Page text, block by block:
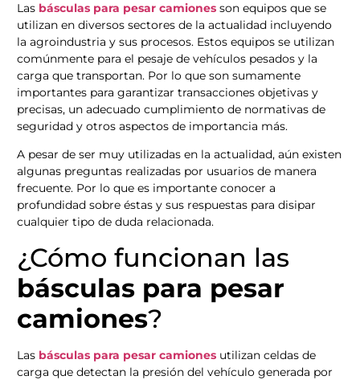
Las básculas para pesar camiones son equipos que se
utilizan en diversos sectores de la actualidad incluyendo
la agroindustria y sus procesos. Estos equipos se utilizan
comúnmente para el pesaje de vehículos pesados y la
carga que transportan. Por lo que son sumamente
importantes para garantizar transacciones objetivas y
precisas, un adecuado cumplimiento de normativas de
seguridad y otros aspectos de importancia más.
A pesar de ser muy utilizadas en la actualidad, aún existen
algunas preguntas realizadas por usuarios de manera
frecuente. Por lo que es importante conocer a
profundidad sobre éstas y sus respuestas para disipar
cualquier tipo de duda relacionada.
¿Cómo funcionan las
básculas para pesar
camiones?
Las básculas para pesar camiones utilizan celdas de
carga que detectan la presión del vehículo generada por